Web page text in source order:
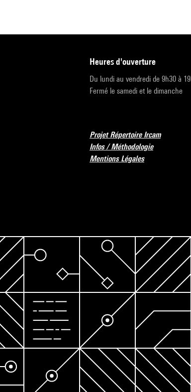
heures d'ouverture
Du lundi au vendredi de 9h30 à
Fermé le samedi et le dimanche
Projet Répertoire Ircam
Infos / Méthodologie
Mentions Légales